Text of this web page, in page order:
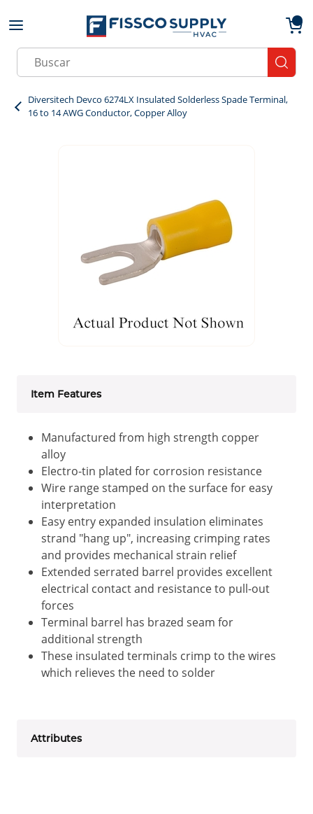
Skip to main content
Site Search
Diversitech Devco 6274LX Insulated Solderless Spade Terminal,
16 to 14 AWG Conductor, Copper Alloy
Item Features
Manufactured from high strength copper
alloy
Electro-tin plated for corrosion resistance
Wire range stamped on the surface for easy
interpretation
Easy entry expanded insulation eliminates
strand "hang up", increasing crimping rates
and provides mechanical strain relief
Extended serrated barrel provides excellent
electrical contact and resistance to pull-out
forces
Terminal barrel has brazed seam for
additional strength
These insulated terminals crimp to the wires
which relieves the need to solder
Attributes